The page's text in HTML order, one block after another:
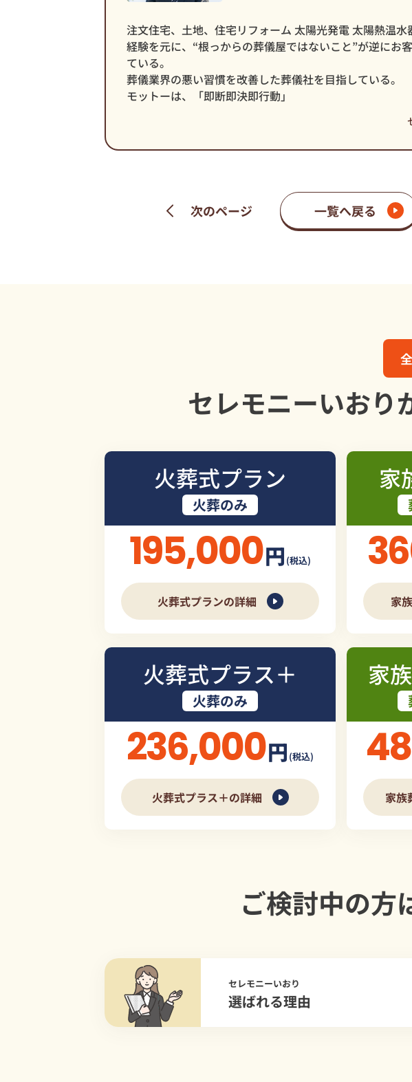
注文住宅、土地、住宅リフォーム 太陽光発電 太陽熱温
経験を元に、“根っからの葬儀屋ではないこと”が逆にお
ている。
葬儀業界の悪い習慣を改善した葬儀社を目指している。
モットーは、「即断即決即行動」
次のページ 一覧へ戻る
セレモニーいおり
火葬式プラン
火葬のみ
195,000円 (税込)
火葬式プランの詳細
家
家
火葬式プラス＋
火葬のみ
236,000円 (税込)
火葬式プラス＋の詳細
家
家族
ご検討中の方
セレモニーいおり
選ばれる理由